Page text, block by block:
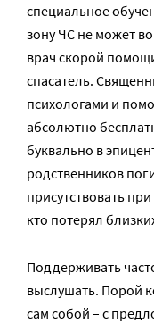
специальное
зону ЧС не может
врач скорой
спасатель.
психологами и
абсолютно
буквально в
родственников
присутствовать
кто потерял
Поддерживать
выслушать. Порой
сам собой – с